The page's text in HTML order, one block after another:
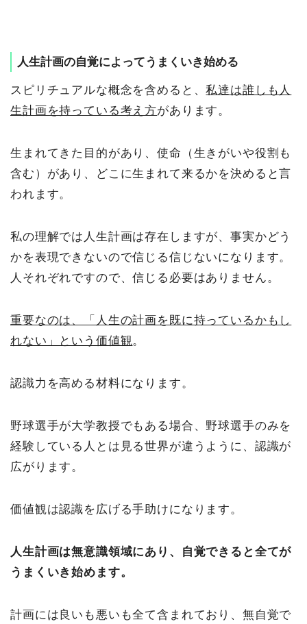
人生計画の自覚によってうまくいき始める
スピリチュアルな概念を含めると、私達は誰しも人
生計画を持っている考え方があります。
生まれてきた目的があり、使命（生きがいや役割も
含む）があり、どこに生まれて来るかを決めると言
われます。
私の理解では人生計画は存在しますが、事実かどう
かを表現できないので信じる信じないになります。
人それぞれですので、信じる必要はありません。
重要なのは、「人生の計画を既に持っているかもし
れない」という価値観。
認識力を高める材料になります。
野球選手が大学教授でもある場合、野球選手のみを
経験している人とは見る世界が違うように、認識が
広がります。
価値観は認識を広げる手助けになります。
人生計画は無意識領域にあり、自覚できると全てが
うまくいき始めます。
計画には良いも悪いも全て含まれており、無自覚で